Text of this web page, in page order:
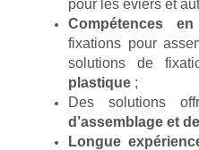
pour les éviers et
Compétences
fixations pour
solutions de
plastique ;
Des solutions
d’assemblage et
Longue